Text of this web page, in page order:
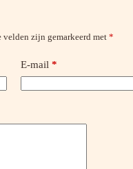
velden zijn gemarkeerd met *
E-mail *